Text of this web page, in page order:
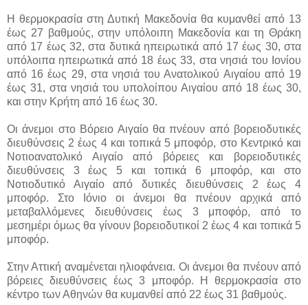
Η θερμοκρασία στη Δυτική Μακεδονία θα κυμανθεί από 13
έως 27 βαθμούς, στην υπόλοιπη Μακεδονία και τη Θράκη
από 17 έως 32, στα δυτικά ηπειρωτικά από 17 έως 30, στα
υπόλοιπα ηπειρωτικά από 18 έως 33, στα νησιά του Ιονίου
από 16 έως 29, στα νησιά του Ανατολικού Αιγαίου από 19
έως 31, στα νησιά του υπολοίπου Αιγαίου από 18 έως 30,
και στην Κρήτη από 16 έως 30.
Οι άνεμοι στο Βόρειο Αιγαίο θα πνέουν από βορειοδυτικές
διευθύνσεις 2 έως 4 και τοπικά 5 μποφόρ, στο Κεντρικό και
Νοτιοανατολικό Αιγαίο από βόρειες και βορειοδυτικές
διευθύνσεις 3 έως 5 και τοπικά 6 μποφόρ, και στο
Νοτιοδυτικό Αιγαίο από δυτικές διευθύνσεις 2 έως 4
μποφόρ. Στο Ιόνιο οι άνεμοι θα πνέουν αρχικά από
μεταβαλλόμενες διευθύνσεις έως 3 μποφόρ, από το
μεσημέρι όμως θα γίνουν βορειοδυτικοί 2 έως 4 και τοπικά 5
μποφόρ.
Στην Αττική αναμένεται ηλιοφάνεια. Οι άνεμοι θα πνέουν από
βόρειες διευθύνσεις έως 3 μποφόρ. Η θερμοκρασία στο
κέντρο των Αθηνών θα κυμανθεί από 22 έως 31 βαθμούς.